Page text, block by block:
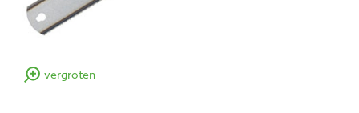
vergroten